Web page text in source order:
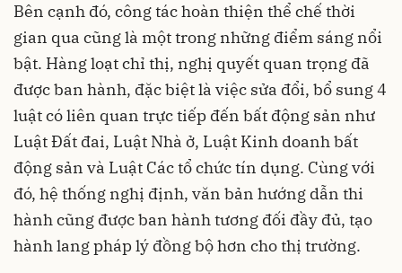
Bên cạnh đó, công tác hoàn thiện thể chế thời
gian qua cũng là một trong những điểm sáng nổi
bật. Hàng loạt chỉ thị, nghị quyết quan trọng đã
được ban hành, đặc biệt là việc sửa đổi, bổ sung 4
luật có liên quan trực tiếp đến bất động sản như
Luật Đất đai, Luật Nhà ở, Luật Kinh doanh bất
động sản và Luật Các tổ chức tín dụng. Cùng với
đó, hệ thống nghị định, văn bản hướng dẫn thi
hành cũng được ban hành tương đối đầy đủ, tạo
hành lang pháp lý đồng bộ hơn cho thị trường.